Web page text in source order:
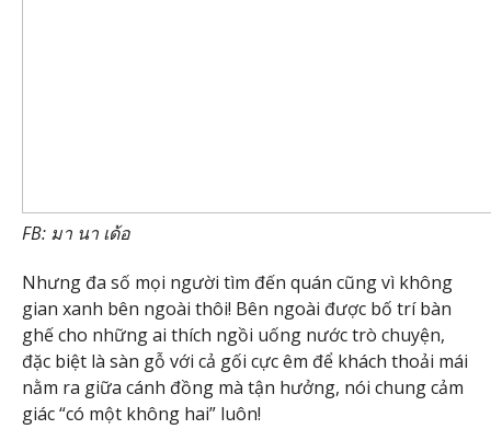
FB: มา นา เด้อ
Nhưng đa số mọi người tìm đến quán cũng vì không
gian xanh bên ngoài thôi! Bên ngoài được bố trí bàn
ghế cho những ai thích ngồi uống nước trò chuyện,
đặc biệt là sàn gỗ với cả gối cực êm để khách thoải mái
nằm ra giữa cánh đồng mà tận hưởng, nói chung cảm
giác “có một không hai” luôn!